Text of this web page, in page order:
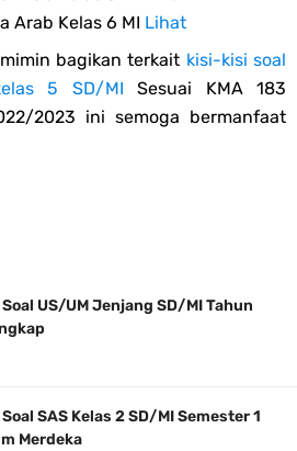
Arab Kelas 6 MI Lihat
bagikan terkait kisi-kisi soal
5 SD/MI Sesuai KMA 183
2023 ini semoga bermanfaat
US/UM Jenjang SD/MI Tahun
SAS Kelas 2 SD/MI Semester 1
Merdeka